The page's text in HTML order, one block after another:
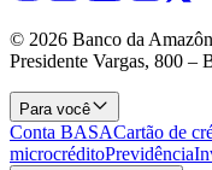
© 2026 Banco da
Presidente Vargas, 800 –
Para você
Conta BASACartão de
microcréditoPrevidência